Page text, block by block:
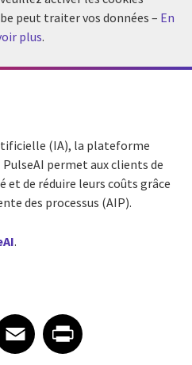
peut traiter vos données – En
plus.
(IA), la plateforme
permet aux clients de
et de réduire leurs coûts grâce
des processus (AIP).
.
article on Email
EmailShare article on Print